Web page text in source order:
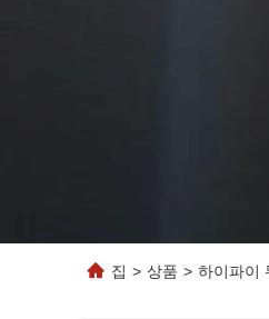
집 > 상품 > 하이파이